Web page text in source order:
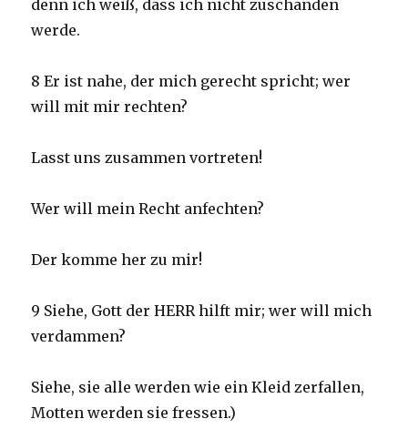
denn ich weiß, dass ich nicht zuschanden
werde.
8 Er ist nahe, der mich gerecht spricht; wer
will mit mir rechten?
Lasst uns zusammen vortreten!
Wer will mein Recht anfechten?
Der komme her zu mir!
9 Siehe, Gott der HERR hilft mir; wer will mich
verdammen?
Siehe, sie alle werden wie ein Kleid zerfallen,
Motten werden sie fressen.)